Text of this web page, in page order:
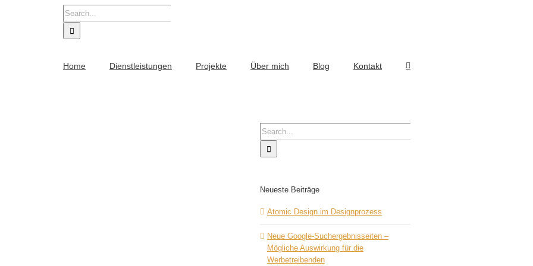
Search
for:
Home Dienstleistungen Projekte Über mich Blog Kontakt
Search
for:
Neueste Beiträge
Atomic Design im Designprozess
Neue Google-Suchergebnisseiten –
Mögliche Auswirkung für die
Werbetreibenden